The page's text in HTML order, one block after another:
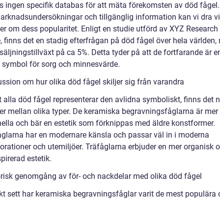
ingen specifik databas för att mäta förekomsten av död
och tillgänglig information kan vi dra
om dess popularitet. Enligt en studie utförd av XYZ Research
finns det en stadig efterfrågan på död fågel över hela världen,
på ca 5%. Detta tyder på att de fortfarande är
symbol för sorg och minnesvärde.
om hur olika död fågel skiljer sig från varandra
alla död fågel representerar den avlidna symboliskt, finns det
mellan olika typer. De keramiska begravningsfåglarna är mer
och bär en estetik som förknippas med äldre konstformer.
har en modernare känsla och passar väl in i moderna
och utemiljöer. Träfåglarna erbjuder en mer organisk
estetik.
genomgång av för- och nackdelar med olika död fågel
sett har keramiska begravningsfåglar varit de mest populära